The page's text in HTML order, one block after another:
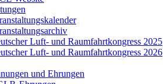
Luft- und Raumfahrtkongress 2025
Luft- und Raumfahrtkongress 2026
und Ehrungen